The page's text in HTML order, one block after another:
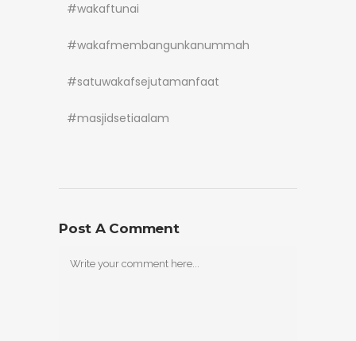
#wakaftunai
#wakafmembangunkanummah
#satuwakafsejutamanfaat
#masjidsetiaalam
Post A Comment